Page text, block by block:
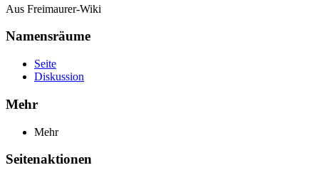
Aus Freimaurer-Wiki
Namensräume
Seite
Diskussion
Mehr
Mehr
Seitenaktionen